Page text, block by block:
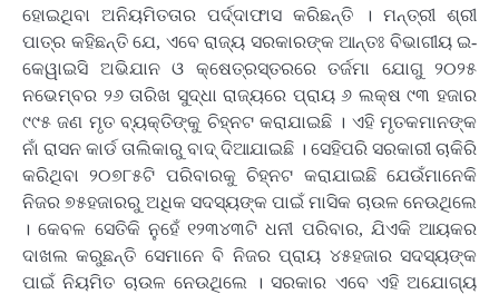
ହୋଇଥିବା ଅନିୟମିତତାର ପର୍ଦ୍ଦାଫାସ କରିଛନ୍ତି । ମନ୍ତ୍ରୀ ଶ୍ରୀ
ପାତ୍ର କହିଛନ୍ତି ଯେ, ଏବେ ରାଜ୍ୟ ସରକାରଙ୍କ ଆନ୍ତଃ ବିଭାଗୀୟ ଇ-
କେୱାଇସି ଅଭିଯାନ ଓ କ୍ଷେତ୍ରସ୍ତରରେ ତର୍ଜମା ଯୋଗୁ ୨୦୨୫
ନଭେମ୍ବର ୨୬ ତାରିଖ ସୁଦ୍ଧା ରାଜ୍ୟରେ ପ୍ରାୟ ୬ ଲକ୍ଷ ୯୩ ହଜାର
୯୯୫ ଜଣ ମୃତ ବ୍ୟକ୍ତିଙ୍କୁ ଚିହ୍ନଟ କରାଯାଇଛି । ଏହି ମୃତକମାନଙ୍କ
ନାଁ ରାସନ କାର୍ଡ ତାଲିକାରୁ ବାଦ୍ ଦିଆଯାଇଛି । ସେହିପରି ସରକାରୀ ଚାକିରି
କରିଥିବା ୨୦୭୮୫ଟି ପରିବାରକୁ ଚିହ୍ନଟ କରାଯାଇଛି ଯେଉଁମାନେକି
ନିଜର ୭୫ହଜାରରୁ ଅଧିକ ସଦସ୍ୟଙ୍କ ପାଇଁ ମାସିକ ଚାଉଳ ନେଉଥିଲେ
। କେବଳ ସେତିକି ନୁହେଁ ୧୨୩୪୩ଟି ଧନୀ ପରିବାର, ଯିଏକି ଆୟକର
ଦାଖଲ କରୁଛନ୍ତି ସେମାନେ ବି ନିଜର ପ୍ରାୟ ୪୫ହଜାର ସଦସ୍ୟଙ୍କ
ପାଇଁ ନିୟମିତ ଚାଉଳ ନେଉଥିଲେ । ସରକାର ଏବେ ଏହି ଅଯୋଗ୍ୟ